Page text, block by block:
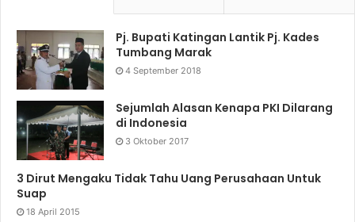
Pj. Bupati Katingan Lantik Pj. Kades
Tumbang Marak
4 September 2018
Sejumlah Alasan Kenapa PKI Dilarang
di Indonesia
3 Oktober 2017
3 Dirut Mengaku Tidak Tahu Uang Perusahaan Untuk
Suap
18 April 2015